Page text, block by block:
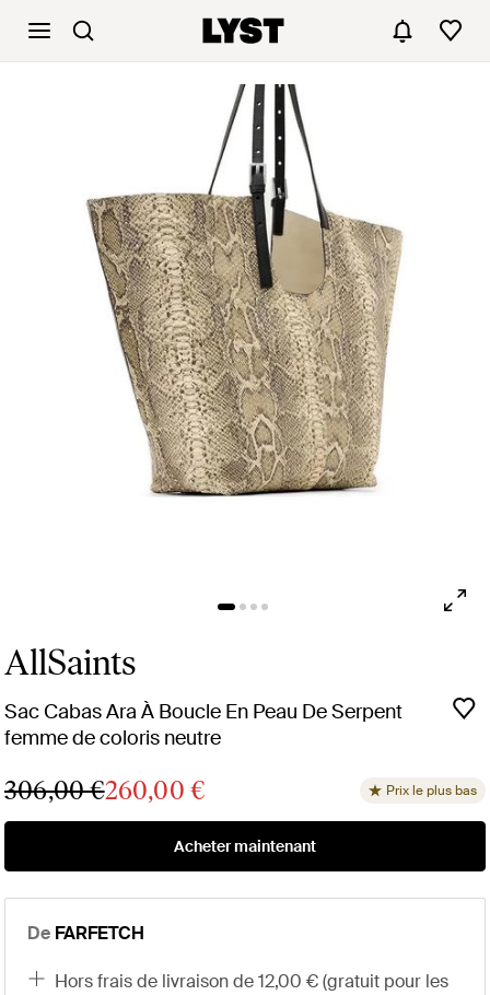
AllSaints
Sac Cabas Ara À Boucle En Peau De Serpent
femme de coloris neutre
306,00 €260,00 € Prix le plus bas
Acheter maintenant
De FARFETCH
hors frais de livraison de 12,00 € (gratuit pour les